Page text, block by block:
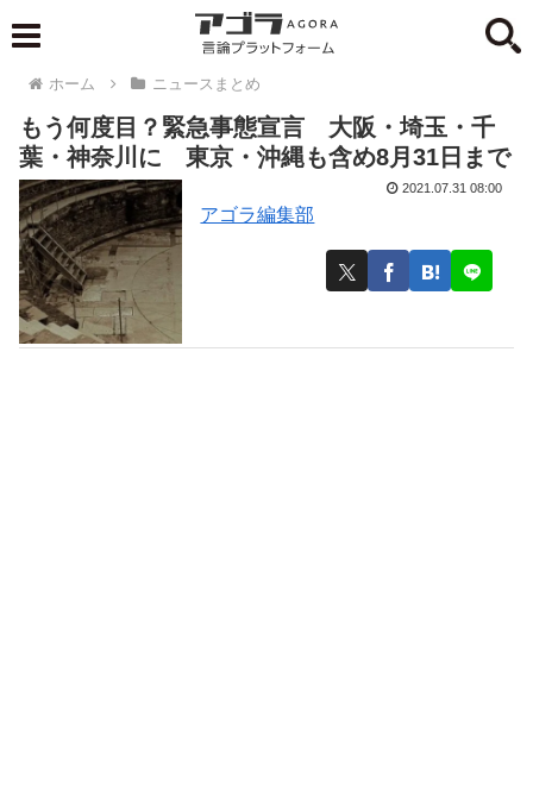
ホーム ニュースまとめ
もう何度目？緊急事態宣言 大阪・埼玉・千
葉・神奈川に 東京・沖縄も含め8月31日まで
アゴラ編集部
2021.07.31 08:00